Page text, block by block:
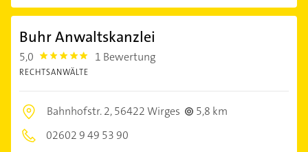
Buhr Anwaltskanzlei
5,0 5.0 1 Bewertung
RECHTSANWÄLTE
Bahnhofstr. 2,56422 Wirges
5,8 km
02602 9 49 53 90